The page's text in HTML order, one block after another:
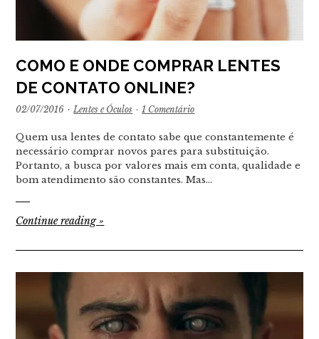
COMO E ONDE COMPRAR LENTES
DE CONTATO ONLINE?
02/07/2016 · Lentes e Óculos · 1 Comentário
Quem usa lentes de contato sabe que constantemente é
necessário comprar novos pares para substituição.
Portanto, a busca por valores mais em conta, qualidade e
bom atendimento são constantes. Mas…
Continue reading»